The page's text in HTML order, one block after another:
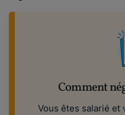
Comment
Vous êtes salarié et